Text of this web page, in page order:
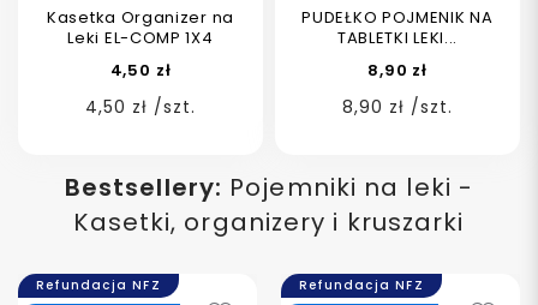
Kasetka Organizer na
Leki EL-COMP 1X4
4,50 zł
4,50 zł /szt.
PUDEŁKO POJMENIK NA
TABLETKI LEKI...
8,90 zł
8,90 zł /szt.
Bestsellery: Pojemniki na leki -
Kasetki, organizery i kruszarki
Refundacja NFZ Refundacja NFZ